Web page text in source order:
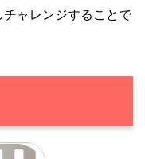
ャレンジすることで